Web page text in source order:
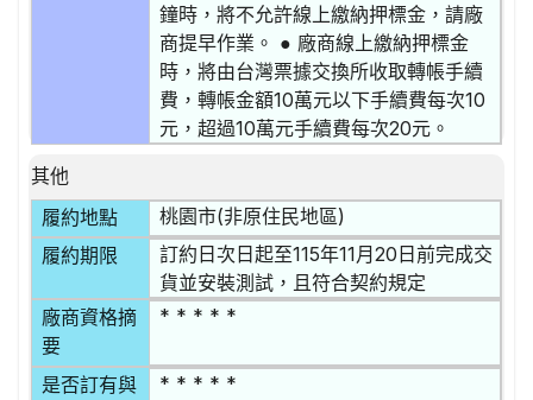
鐘時，將不允許線上繳納押標金，請廠
商提早作業。 ● 廠商線上繳納押標金
時，將由台灣票據交換所收取轉帳手續
費，轉帳金額10萬元以下手續費每次10
元，超過10萬元手續費每次20元。
其他
履約地點
桃園市(非原住民地區)
履約期限
訂約日次日起至115年11月20日前完成交
貨並安裝測試，且符合契約規定
廠商資格摘
要
* * * * *
是否訂有與
* * * * *